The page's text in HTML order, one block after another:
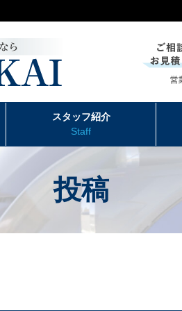
スタッフ紹介
Staff
投稿